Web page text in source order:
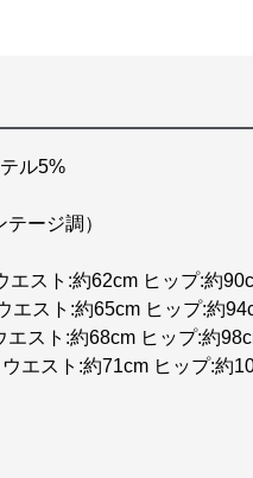
ル5%
ージ調）
エスト:約62cm ヒップ:約
エスト:約65cm ヒップ:約
エスト:約68cm ヒップ:約
エスト:約71cm ヒップ:約